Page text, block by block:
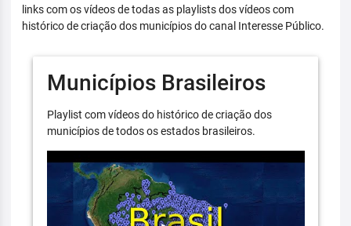
links com os vídeos de todas as playlists dos vídeos com
histórico de criação dos municípios do canal Interesse Público.
Municípios Brasileiros
Playlist com vídeos do histórico de criação dos
municípios de todos os estados brasileiros.